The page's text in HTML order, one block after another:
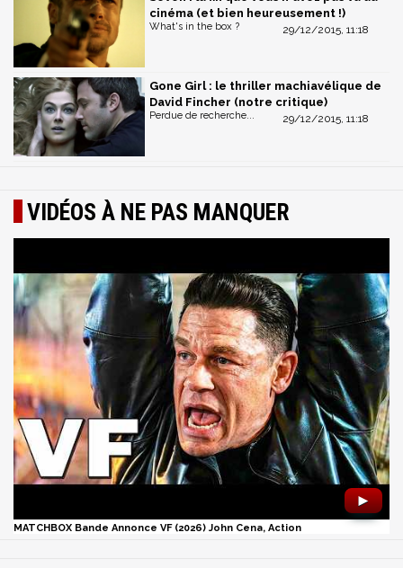
cinéma (et bien heureusement !)
29/12/2015, 11:18
What's in the box ?
Gone Girl : le thriller machiavélique de
David Fincher (notre critique)
29/12/2015, 11:18
Perdue de recherche...
VIDÉOS À NE PAS MANQUER
►
MATCHBOX Bande Annonce VF (2026) John Cena, Action